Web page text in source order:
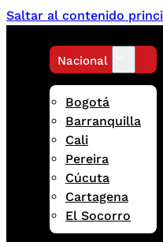
Saltar al contenido
Nacional
Bogotá
Barranquilla
Cali
Pereira
Cúcuta
Cartagena
El Socorro